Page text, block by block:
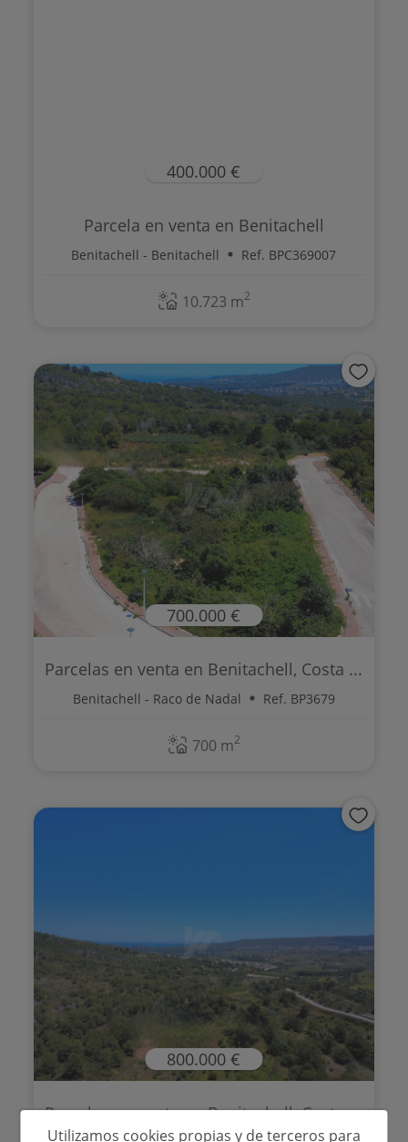
400.000 €
Parcela en venta en Benitachell
Benitachell - Benitachell Ref. BPC369007
10.723 m2
700.000 €
Parcelas en venta en Benitachell, Costa ...
Benitachell - Raco de Nadal Ref. BP3679
700 m2
800.000 €
Parcelas en venta en Benitachell, Costa ...
Utilizamos cookies propias y de terceros para